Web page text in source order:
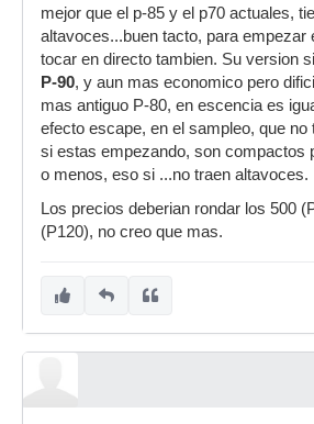
mejor que el p-85 y el p70 actuales,
altavoces...buen tacto, para empezar
tocar en directo tambien. Su version
P-90, y aun mas economico pero
mas antiguo P-80, en escencia es
efecto escape, en el sampleo, que no
si estas empezando, son compactos
o menos, eso si ...no traen altavoces.
Los precios deberian rondar los 500
(P120), no creo que mas.